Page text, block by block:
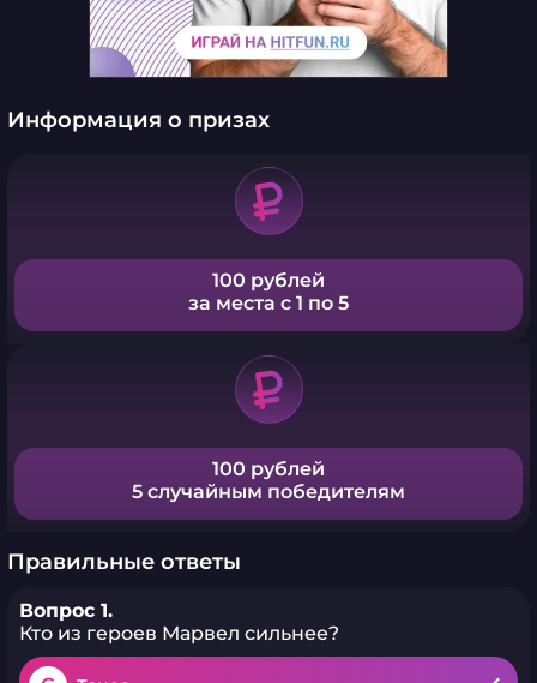
Информация о призах
100 рублей
за места с 1 по 5
100 рублей
5 случайным победителям
Правильные ответы
Вопрос 1.
Кто из героев Марвел сильнее?